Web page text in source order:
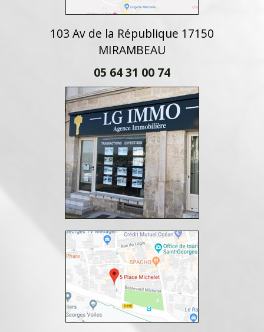
103 Av de la République 17150
MIRAMBEAU
05 64 31 00 74